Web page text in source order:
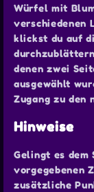
Würfel mit
verschiedenen
klickst du auf
denen zwei
ausgewählt
Zugang zu den
Hinweise
Gelingt es
vorgegebenen
zusätzliche